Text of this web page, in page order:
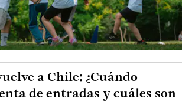
a Chile: ¿Cuándo
de entradas y cuáles son